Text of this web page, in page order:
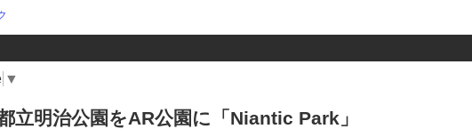
▼
立明治公園をAR公園に「Niantic Park」